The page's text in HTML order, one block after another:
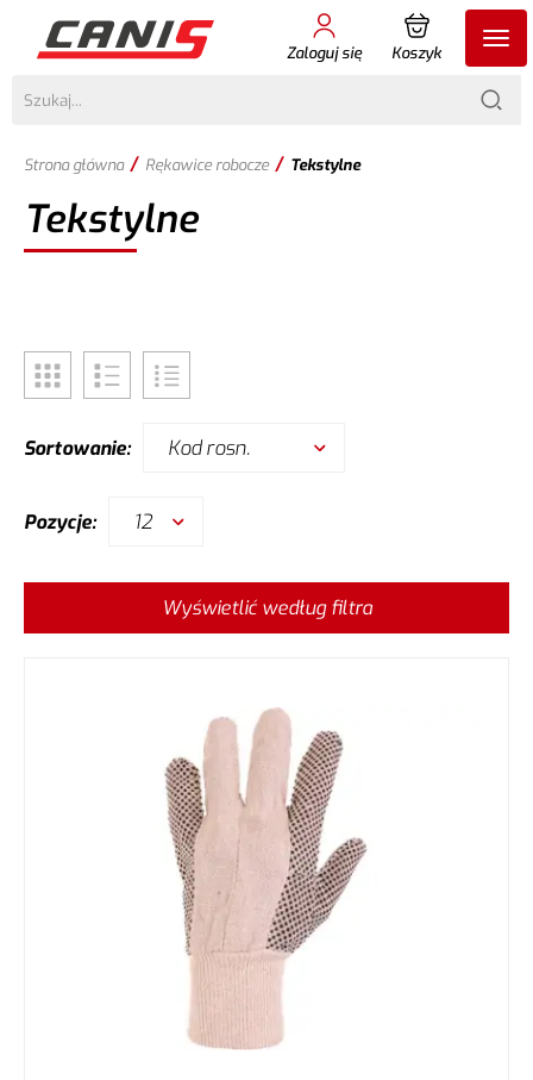
Zaloguj się Koszyk
Strona główna / Rękawice robocze / Tekstylne
Tekstylne
Sortowanie: Kod rosn.
Pozycje: 12
Wyświetlić według filtra